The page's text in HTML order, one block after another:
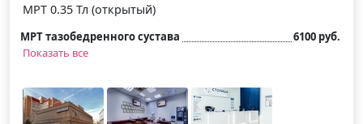
МРТ 0.35 Тл (открытый)
МРТ тазобедренного сустава
6100 руб.
Показать все